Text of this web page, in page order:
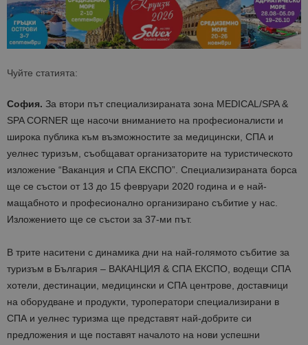
Чуйте статията:
София. За втори път специализираната зона MEDICAL/SPA &
SPA CORNER ще насочи вниманието на професионалисти и
широка публика към възможностите за медицински, СПА и
уелнес туризъм, съобщават организаторите на туристическото
изложение “Ваканция и СПА ЕКСПО”. Специализираната борса
ще се състои от 13 до 15 февруари 2020 година и е най-
мащабното и професионално организирано събитие у нас.
Изложението ще се състои за 37-ми път.
В трите наситени с динамика дни на най-голямото събитие за
туризъм в България – ВАКАНЦИЯ & СПА ЕКСПО, водещи СПА
хотели, дестинации, медицински и СПА центрове, доставчици
на оборудване и продукти, туроператори специализирани в
СПА и уелнес туризма ще представят най-добрите си
предложения и ще поставят началото на нови успешни